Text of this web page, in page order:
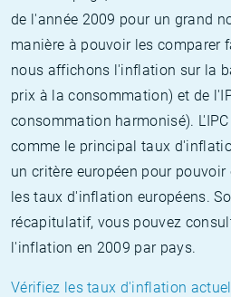
de l'année 2009 pour un grand
manière à pouvoir les comparer
nous affichons l'inflation sur la
prix à la consommation) et de
consommation harmonisé).
comme le principal taux
un critère européen pour
les taux d'inflation européens.
récapitulatif, vous pouvez
l'inflation en 2009 par pays.
Vérifiez les taux d'inflation